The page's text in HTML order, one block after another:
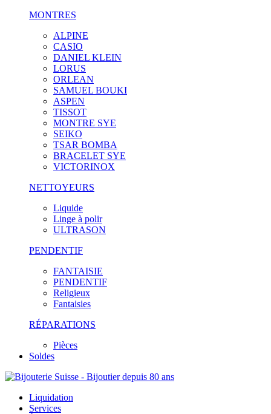
MONTRES
ALPINE
CASIO
DANIEL KLEIN
LORUS
ORLEAN
SAMUEL BOUKI
ASPEN
TISSOT
MONTRE SYE
SEIKO
TSAR BOMBA
BRACELET SYE
VICTORINOX
NETTOYEURS
Liquide
Linge à polir
ULTRASON
PENDENTIF
FANTAISIE
PENDENTIF
Religieux
Fantaisies
RÉPARATIONS
Pièces
Soldes
Liquidation
Services